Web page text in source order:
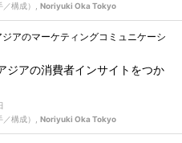
／構成）, Noriyuki Oka Tokyo
ジアのマーケティングコミュニケーシ
アの消費者インサイトをつか
／構成）, Noriyuki Oka Tokyo